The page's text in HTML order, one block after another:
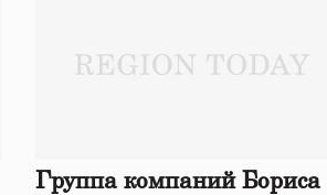
Группа компаний Бориса